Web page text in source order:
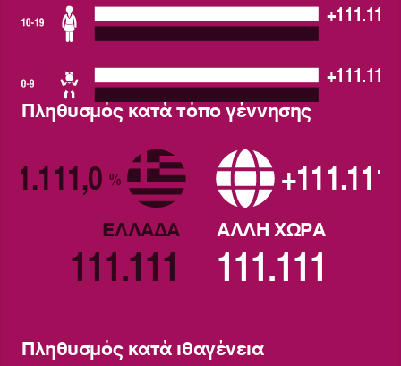
ΕΛΛΑΔΑ ΑΛΛΗ ΧΩΡΑ
111.111 111.111
%
Πληθυσμός κατά τόπο γέννησης
Πληθυσμός κατά ιθαγένεια